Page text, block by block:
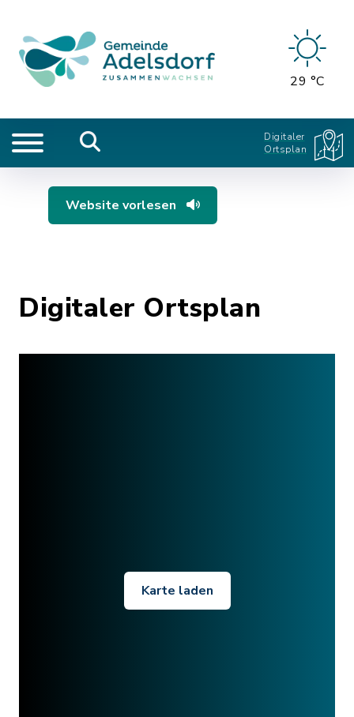
29 °C
Digitaler
Ortsplan
Website vorlesen
Digitaler Ortsplan
Karte laden